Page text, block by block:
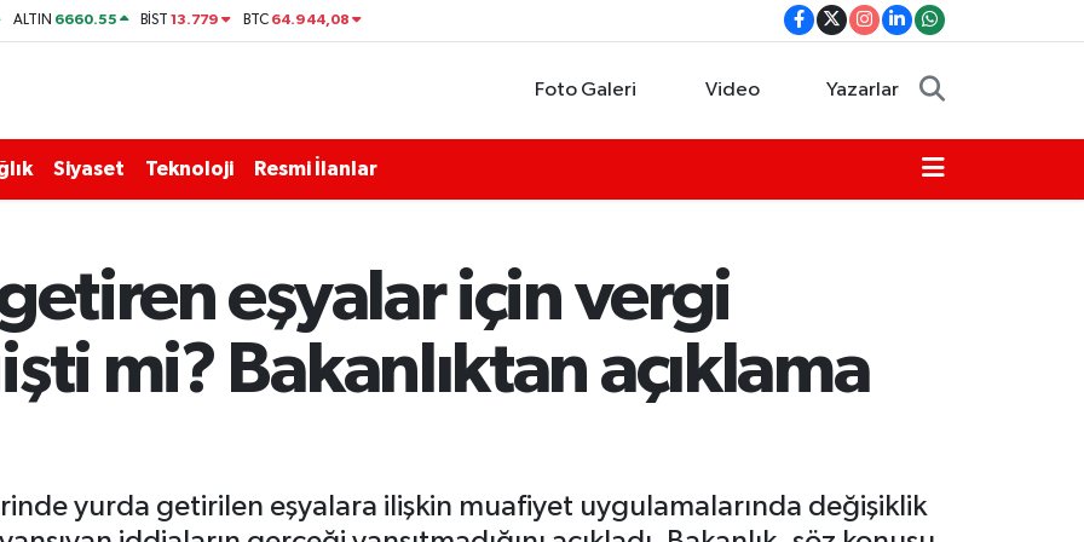
ALTIN 6660.55 BİST13.779 BTC 64.944,08
Foto Galeri Video Yazarlar
Siyaset Teknoloji Resmi İlanlar
eşyalar için vergi
mi? Bakanlıktan açıklama
yurda getirilen eşyalara ilişkin muafiyet uygulamalarında değişiklik